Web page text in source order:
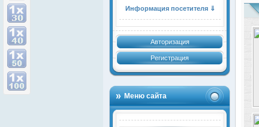
Информация посетителя ⇓
Авторизация
Регистрация
Меню сайта